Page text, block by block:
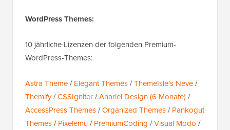
WordPress Themes:
10 jährliche Lizenzen der folgenden Premium-
WordPress-Themes:
Astra Theme/Elegant Themes/ThemeIsle’s Neve/
Themify/CSSIgniter/Anariel Design (6 Monate) /
AccessPress Themes/Organized Themes/Pankogut
Themes/Pixelemu/PremiumCoding /Visual Modo /